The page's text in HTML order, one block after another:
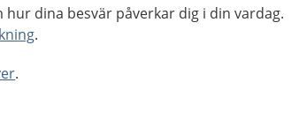
dina besvär påverkar dig i din vardag.
.
.